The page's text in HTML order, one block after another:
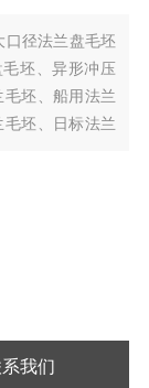
口径法兰盘毛坯
坯、异形冲压
坯、船用法兰
坯、日标法兰
我们